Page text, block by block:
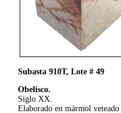
Subasta 910T, Lote # 49
Obelisco.
Siglo XX.
Elaborado en mármol veteado